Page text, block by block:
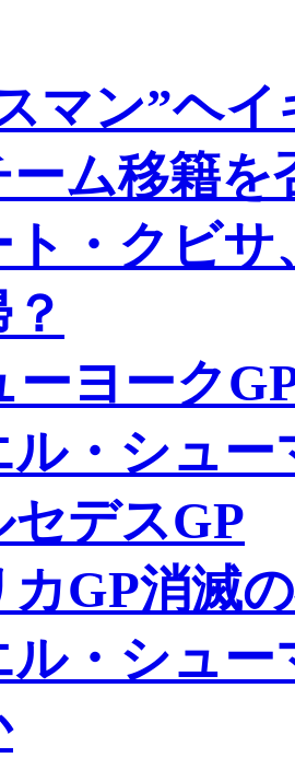
マン”ヘ
ム移籍を
ト・クビ
ーヨーク
ル・シュ
セデスGP
カGP消滅
ル・シュ